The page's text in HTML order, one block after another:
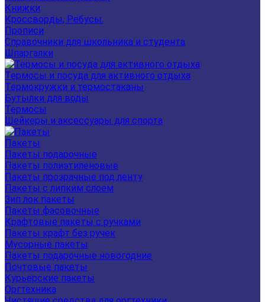
Книжки
Кроссворды, Ребусы.
Прописи
Справочники для школьника и студента
Шпаргалки
Термосы и посуда для активного отдыха
Термокружки и термостаканы
Бутылки для воды
Термосы
Шейкеры и аксессуары для спорта
Пакеты
Пакеты подарочные
Пакеты полиэтиленовые
Пакеты прозрачные под ленту
Пакеты с липким слоем
Зип лок пакеты
Пакеты фасовочные
Крафтовые пакеты с ручками
Пакеты крафт без ручек
Мусорные пакеты
Пакеты подарочные новогодние
Почтовые пакеты
Курьерские пакеты
Оргтехника